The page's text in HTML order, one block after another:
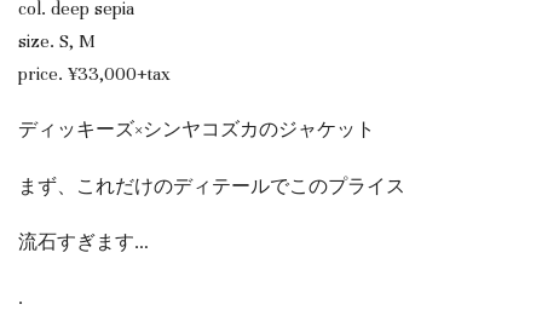
col. deep sepia
size. S, M
price. ¥33,000+tax
ディッキーズ×シンヤコズカのジャケット
まず、これだけのディテールでこのプライス
流石すぎます…
.